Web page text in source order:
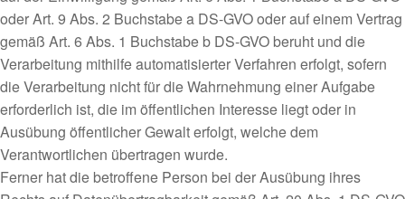
oder Art. 9 Abs. 2 Buchstabe a DS-GVO oder auf einem Vertrag
gemäß Art. 6 Abs. 1 Buchstabe b DS-GVO beruht und die
Verarbeitung mithilfe automatisierter Verfahren erfolgt, sofern
die Verarbeitung nicht für die Wahrnehmung einer Aufgabe
erforderlich ist, die im öffentlichen Interesse liegt oder in
Ausübung öffentlicher Gewalt erfolgt, welche dem
Verantwortlichen übertragen wurde.
Ferner hat die betroffene Person bei der Ausübung ihres